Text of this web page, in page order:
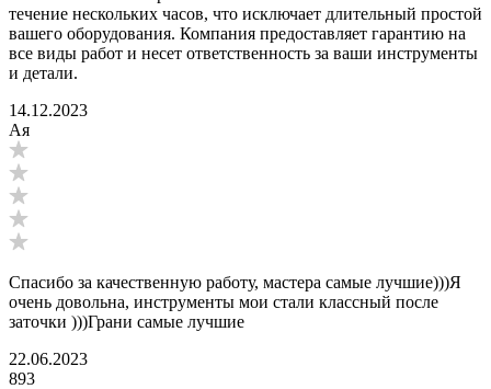
течение нескольких часов, что исключает длительный простой
вашего оборудования. Компания предоставляет гарантию на
все виды работ и несет ответственность за ваши инструменты
и детали.
14.12.2023
Ая
Спасибо за качественную работу, мастера самые лучшие)))Я
очень довольна, инструменты мои стали классный после
заточки )))Грани самые лучшие
22.06.2023
893